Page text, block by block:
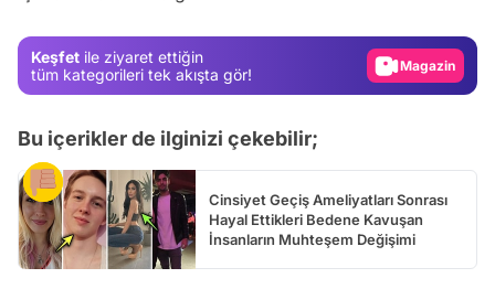
Keşfet ile ziyaret ettiğin
tüm kategorileri tek akışta gör!
Magazin
Bu içerikler de ilginizi çekebilir;
Cinsiyet Geçiş Ameliyatları Sonrası
Hayal Ettikleri Bedene Kavuşan
İnsanların Muhteşem Değişimi